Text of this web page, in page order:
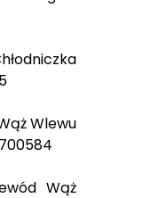
Wlewu
Wąż